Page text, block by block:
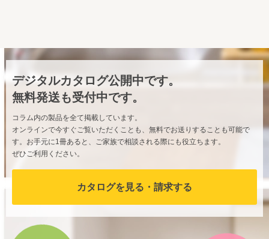
デジタルカタログ公開中です。
無料発送も受付中です。
コラム内の製品を全て掲載しています。
オンラインで今すぐご覧いただくことも、無料でお送りすることも可能で
す。お手元に1冊あると、ご家族で相談される際にも役立ちます。
ぜひご利用ください。
カタログを見る・請求する